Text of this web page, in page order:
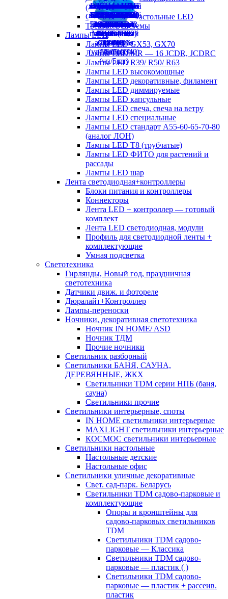
(аналог ЛСП)
Светильники настольные LED
Трековые системы
Лампы LED
Лампы LED GX53, GX70
Лампы LED MR — 16 JCDR, JCDRC
Лампы LED R39/ R50/ R63
Лампы LED высокомощные
Лампы LED декоративные, филамент
Лампы LED диммируемые
Лампы LED капсульные
Лампы LED свеча, свеча на ветру
Лампы LED специальные
Лампы LED стандарт А55-60-65-70-80
(аналог ЛОН)
Лампы LED Т8 (трубчатые)
Лампы LED ФИТО для растений и
рассады
Лампы LED шар
Лента светодиодная+контроллеры
Блоки питания и контроллеры
Коннекторы
Лента LED + контроллер — готовый
комплект
Лента LED светодиодная, модули
Профиль для светодиодной ленты +
комплектующие
Умная подсветка
Светотехника
Гирлянды, Новый год, праздничная
светотехника
Датчики движ. и фотореле
Дюралайт+Контроллер
Лампы-переноски
Ночники, декоративная светотехника
Ночник IN HOME/ ASD
Ночник ТДМ
Прочие ночники
Светильник разборный
Светильники БАНЯ, САУНА,
ДЕРЕВЯННЫЕ, ЖКХ
Светильники TDM серии НПБ (баня,
сауна)
Светильники прочие
Светильники интерьерные, споты
IN HOME светильники интерьерные
MAXLIGHT светильники интерьерные
КОСМОС светильники интерьерные
Светильники настольные
Настольные детские
Настольные офис
Светильники уличные декоративные
Свет. сад-парк. Беларусь
Светильники TDM садово-парковые и
комплектующие
Опоры и кронштейны для
садово-парковых светильников
TDM
Светильники TDM садово-
парковые — Классика
Светильники TDM садово-
парковые — пластик ( )
Светильники TDM садово-
парковые — пластик + рассеив.
пластик